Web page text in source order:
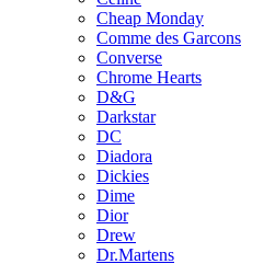
Cheap Monday
Comme des Garcons
Converse
Chrome Hearts
D&G
Darkstar
DC
Diadora
Dickies
Dime
Dior
Drew
Dr.Martens